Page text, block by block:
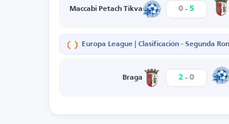
Maccabi Petach Tikva 0 - 5
Braga 2 - 0